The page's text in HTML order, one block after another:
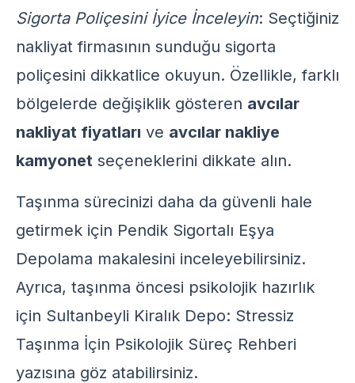
Sigorta Poliçesini İyice İnceleyin: Seçtiğiniz
nakliyat firmasının sunduğu sigorta
poliçesini dikkatlice okuyun. Özellikle, farklı
bölgelerde değişiklik gösteren avcılar
nakliyat fiyatları ve avcılar nakliye
kamyonet seçeneklerini dikkate alın.
Taşınma sürecinizi daha da güvenli hale
getirmek için Pendik Sigortalı Eşya
Depolama makalesini inceleyebilirsiniz.
Ayrıca, taşınma öncesi psikolojik hazırlık
için Sultanbeyli Kiralık Depo: Stressiz
Taşınma İçin Psikolojik Süreç Rehberi
yazısına göz atabilirsiniz.